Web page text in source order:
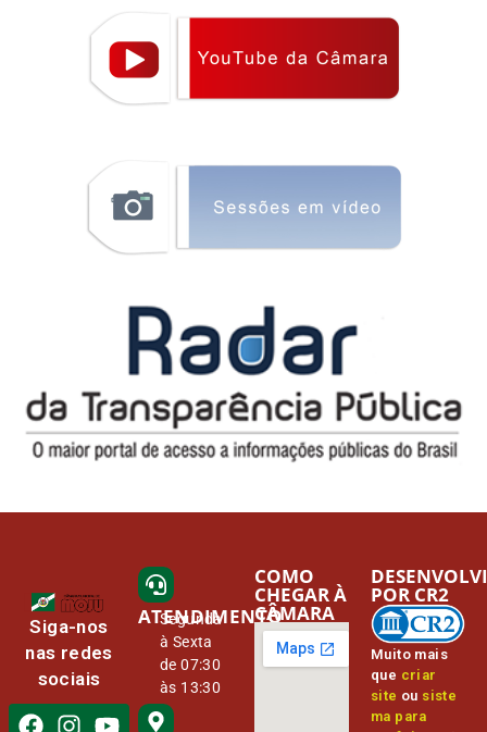
Siga-nos
nas redes
sociais
ATENDIMENTO
Segunda
à Sexta
de 07:30
às 13:30
COMO
CHEGAR À
CÂMARA
Muito mais
que criar
site ou siste
ma para
POR CR2